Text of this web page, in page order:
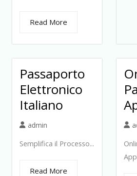
Read More
Passaporto
Elettronico
Italiano
admin
Semplifica il Processo...
Read More